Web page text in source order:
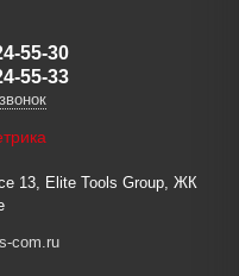
55-30
55-33
13, Elite Tools Group, ЖК
com.ru